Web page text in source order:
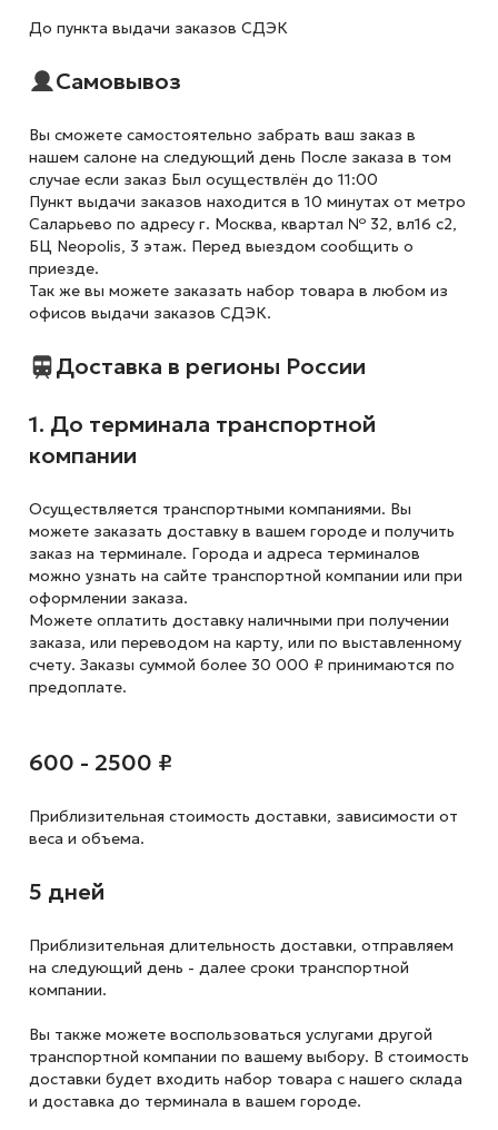
До пункта выдачи заказов СДЭК
Самовывоз
Вы сможете самостоятельно забрать ваш заказ в
нашем салоне на следующий день После заказа в том
случае если заказ Был осуществлён до 11:00
Пункт выдачи заказов находится в 10 минутах от метро
Саларьево по адресу г. Москва, квартал № 32, вл16 с2,
БЦ Neopolis, 3 этаж. Перед выездом сообщить о
приезде.
Так же вы можете заказать набор товара в любом из
офисов выдачи заказов СДЭК.
Доставка в регионы России
1. До терминала транспортной
компании
Осуществляется транспортными компаниями. Вы
можете заказать доставку в вашем городе и получить
заказ на терминале. Города и адреса терминалов
можно узнать на сайте транспортной компании или при
оформлении заказа.
Можете оплатить доставку наличными при получении
заказа, или переводом на карту, или по выставленному
счету. Заказы суммой более 30 000 ₽ принимаются по
предоплате.
600 - 2500 ₽
Приблизительная стоимость доставки, зависимости от
веса и объема.
5 дней
Приблизительная длительность доставки, отправляем
на следующий день - далее сроки транспортной
компании.
Вы также можете воспользоваться услугами другой
транспортной компании по вашему выбору. В стоимость
доставки будет входить набор товара с нашего склада
и доставка до терминала в вашем городе.